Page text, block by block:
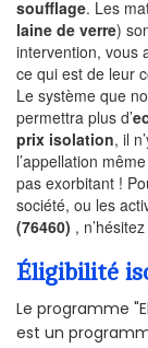
soufflage. Les
laine de verre)
intervention, vous
ce qui est de leur
Le système que
permettra plus d’
prix isolation, il
l’appellation
pas exorbitant !
société, ou les
(76460) ,
Éligibilité
Le programme
est un